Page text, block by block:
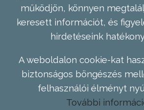
működjön, könnyen
keresett információt, és
hirdetéseink
A weboldalon cookie-kat
biztonságos böngészés
felhasználói élményt
További